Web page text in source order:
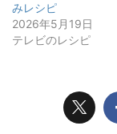
みレシピ
2026年5月19日
テレビのレシピ